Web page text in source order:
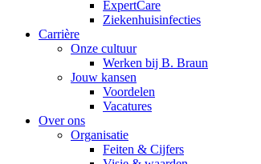
ExpertCare
Ziekenhuisinfecties
Carrière
Onze cultuur
Werken bij B. Braun
Jouw kansen
Voordelen
Vacatures
Over ons
Organisatie
Feiten & Cijfers